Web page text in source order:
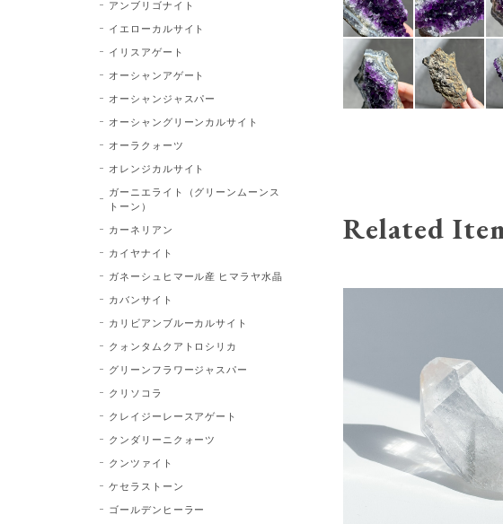
Related
アンブリゴナイト
イエローカルサイト
イリスアゲート
オーシャンアゲート
オーシャンジャスパー
オーシャングリーンカルサイト
オーラクォーツ
オレンジカルサイト
ガーニエライト（グリーンムーンス
トーン）
カーネリアン
カイヤナイト
ガネーシュヒマール産 ヒマラヤ水晶
カバンサイト
カリビアンブルーカルサイト
クォンタムクアトロシリカ
グリーンフラワージャスパー
クリソコラ
クレイジーレースアゲート
クンダリーニクォーツ
クンツァイト
ケセラストーン
ゴールデンヒーラー